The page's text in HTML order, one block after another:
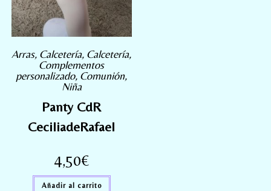
Arras, Calcetería, Calcetería,
Complementos
personalizado, Comunión,
Niña
Panty CdR
CeciliadeRafael
4,50€
Añadir al carrito